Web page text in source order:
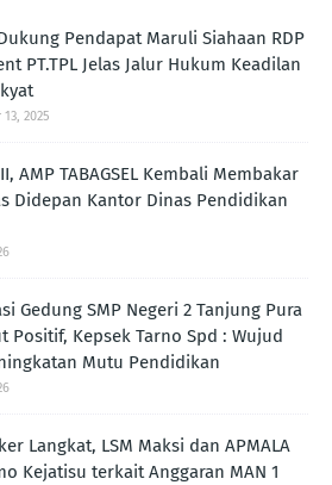
Pendapat Maruli Siahaan RDP
PT.TPL Jelas Jalur Hukum Keadilan
2025
AMP TABAGSEL Kembali Membakar
Didepan Kantor Dinas Pendidikan
Gedung SMP Negeri 2 Tanjung Pura
Positif, Kepsek Tarno Spd : Wujud
Mutu Pendidikan
Langkat, LSM Maksi dan APMALA
Kejatisu terkait Anggaran MAN 1